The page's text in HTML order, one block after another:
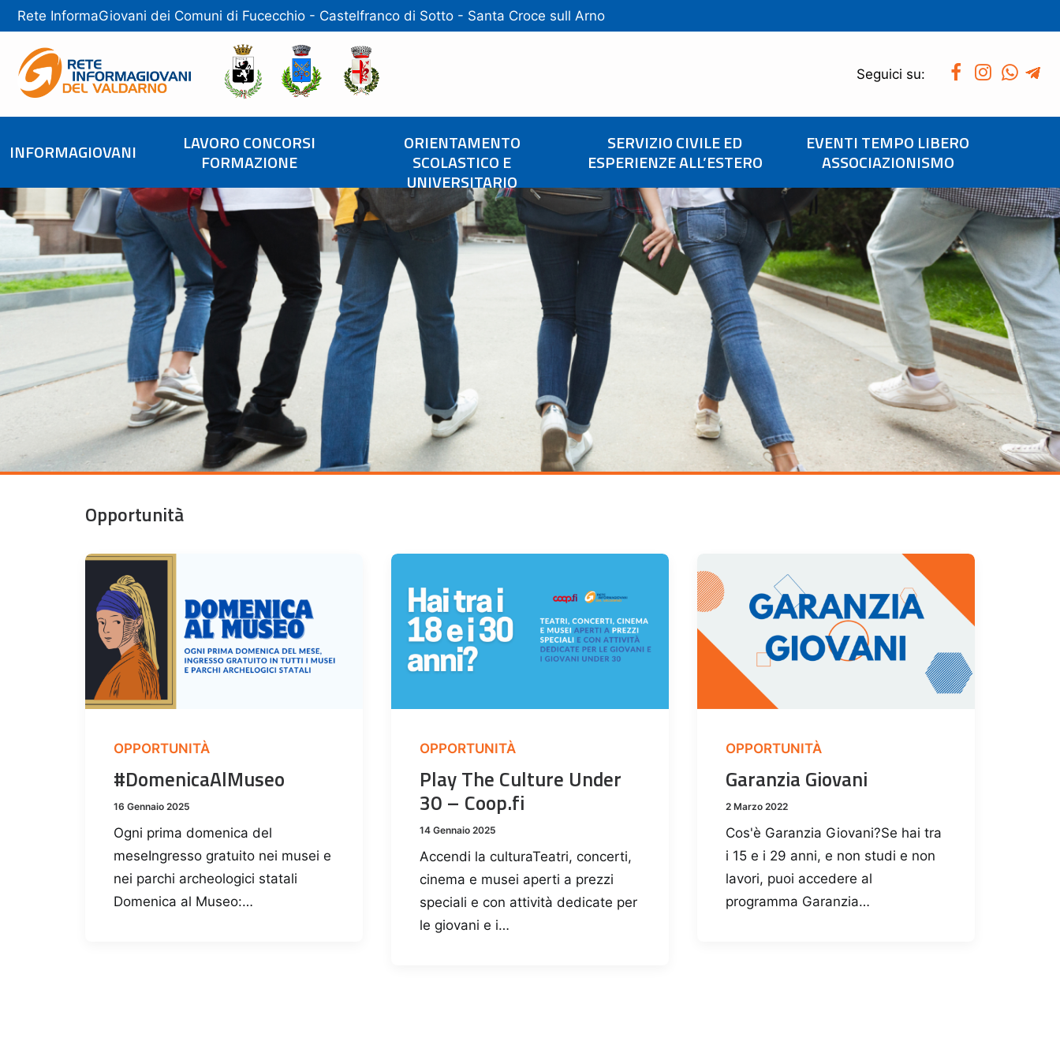
Rete InformaGiovani dei Comuni di Fucecchio - Castelfranco di Sotto - Santa Croce sull Arno
Seguici su:
INFORMAGIOVANI
LAVORO CONCORSI
FORMAZIONE
ORIENTAMENTO
SCOLASTICO E
UNIVERSITARIO
SERVIZIO CIVILE ED
ESPERIENZE ALL’ESTERO
EVENTI TEMPO LIBERO
ASSOCIAZIONISMO
Opportunità
OPPORTUNITÀ
#DomenicaAlMuseo
16 Gennaio 2025
Ogni prima domenica del
meseIngresso gratuito nei musei e
nei parchi archeologici statali
Domenica al Museo:…
OPPORTUNITÀ
Play The Culture Under
30 – Coop.fi
14 Gennaio 2025
Accendi la culturaTeatri, concerti,
cinema e musei aperti a prezzi
speciali e con attività dedicate per
le giovani e i…
OPPORTUNITÀ
Garanzia Giovani
2 Marzo 2022
Cos'è Garanzia Giovani?Se hai tra
i 15 e i 29 anni, e non studi e non
lavori, puoi accedere al
programma Garanzia…